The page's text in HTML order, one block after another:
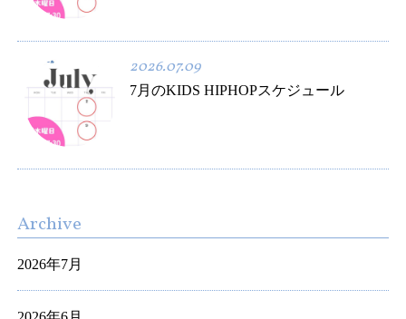
2026.07.09
7月のKIDS HIPHOPスケジュール
Archive
2026年7月